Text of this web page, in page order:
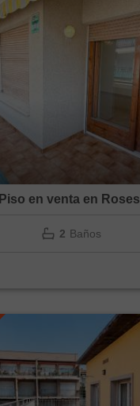
Piso en venta en Roses
2 Baños